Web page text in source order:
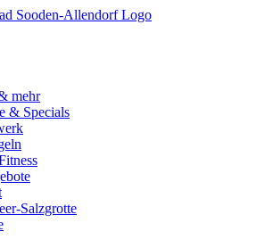
mehr
& Specials
Salzgrotte